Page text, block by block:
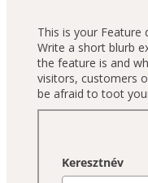
This is your Feature
Write a short blurb
the feature is and
visitors, customers
be afraid to toot